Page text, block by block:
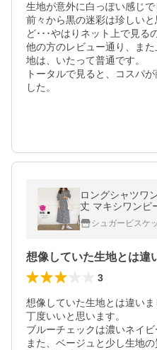
生地が意外に白っぽい感じで
前々から黒の迷彩は珍しい
ど･･･やはりネット上で見る
他の方のレビュー通り、ま
地は、いたって普通です。
トータルで見ると、コスパ
した。
ロングシャツワ
丈 マキシワンピ
約販売：3月14
無料】メ込2
シュガービスケ
3
想像していた生地とは違い
丁度いいと思います。
ブルーチェックは濃いネイビ
また、ベージュと少し生地の